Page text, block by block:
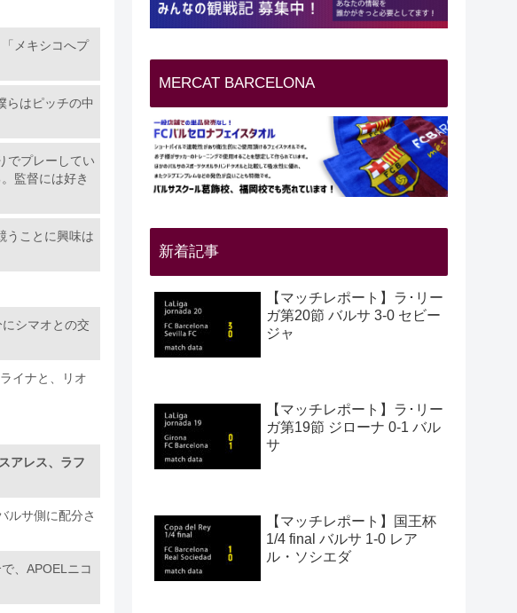
「メキシコへプ
らはピッチの中
でプレーしてい
監督には好き
うことに興味は
シマオとの交
イナと、リオ
アレス、ラフ
ルサ側に配分さ
、APOELニコ
MERCAT BARCELONA
新着記事
【マッチレポート】ラ･リー
ガ第20節 バルサ 3-0 セビー
ジャ
【マッチレポート】ラ･リー
ガ第19節 ジローナ 0-1 バル
サ
【マッチレポート】国王杯
1/4 final バルサ 1-0 レア
ル・ソシエダ